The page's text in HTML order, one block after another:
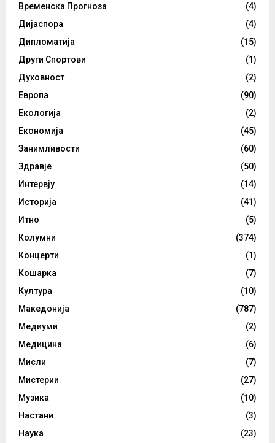
Временска Прогноза
(4)
Дијаспора
(4)
Дипломатија
(15)
Други Спортови
(1)
Духовност
(2)
Европа
(90)
Екологија
(2)
Економија
(45)
Занимливости
(60)
Здравје
(50)
Интервју
(14)
Историја
(41)
Итно
(5)
Колумни
(374)
Концерти
(1)
Кошарка
(7)
Култура
(10)
Македонија
(787)
Медиуми
(2)
Медицина
(6)
Мисли
(7)
Мистерии
(27)
Музика
(10)
Настани
(3)
Наука
(23)